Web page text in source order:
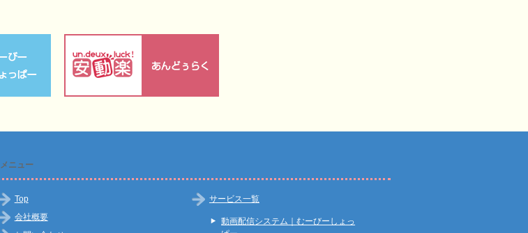
メニュー
Top
会社概要
サービス一覧
動画配信システム｜むーびーしょっ